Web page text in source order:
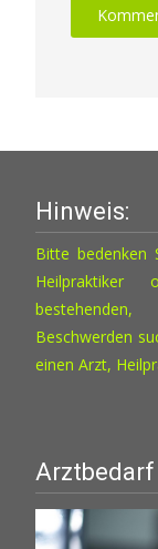
Hinweis:
Bitte bedenken
Heilpraktiker
Beschwerden
einen Arzt,